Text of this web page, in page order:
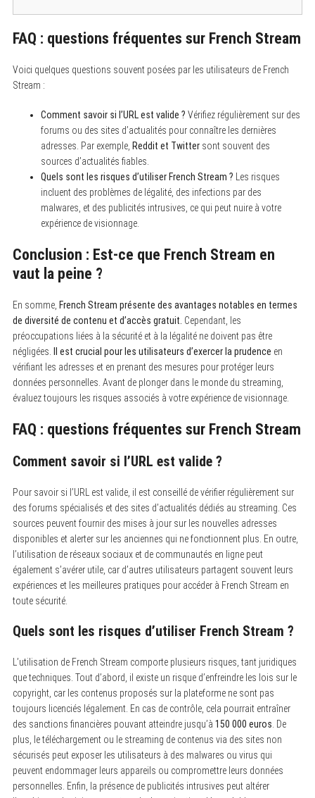
FAQ : questions fréquentes sur French Stream
Voici quelques questions souvent posées par les utilisateurs de French
Stream :
Comment savoir si l’URL est valide ? Vérifiez régulièrement sur des
forums ou des sites d’actualités pour connaître les dernières
adresses. Par exemple, Reddit et Twittersont souvent des
sources d’actualités fiables.
Quels sont les risques d’utiliser French Stream ? Les risques
incluent des problèmes de légalité, des infections par des
malwares, et des publicités intrusives, ce qui peut nuire à votre
expérience de visionnage.
Conclusion : Est-ce que French Stream en
vaut la peine ?
En somme, French Stream présente des avantages notables en termes
de diversité de contenu et d’accès gratuit. Cependant, les
préoccupations liées à la sécurité et à la légalité ne doivent pas être
négligées.
Il est crucial pour les utilisateurs d’exercer la prudence en
vérifiant les adresses et en prenant des mesures pour protéger leurs
données personnelles. Avant de plonger dans le monde du streaming,
évaluez toujours les risques associés à votre expérience de visionnage.
FAQ : questions fréquentes sur French Stream
Comment savoir si l’URL est valide ?
Pour savoir si l’URL est valide, il est conseillé de vérifier régulièrement sur
des forums spécialisés et des sites d’actualités dédiés au streaming. Ces
sources peuvent fournir des mises à jour sur les nouvelles adresses
disponibles et alerter sur les anciennes qui ne fonctionnent plus. En outre,
l’utilisation de réseaux sociaux et de communautés en ligne peut
également s’avérer utile, car d’autres utilisateurs partagent souvent leurs
expériences et les meilleures pratiques pour accéder à French Stream en
toute sécurité.
Quels sont les risques d’utiliser French Stream ?
L’utilisation de French Stream comporte plusieurs risques, tant juridiques
que techniques. Tout d’abord, il existe un risque d’enfreindre les lois sur le
copyright, car les contenus proposés sur la plateforme ne sont pas
toujours licenciés légalement. En cas de contrôle, cela pourrait entraîner
des sanctions financières pouvant atteindre jusqu’à 150 000 euros . De
plus, le téléchargement ou le streaming de contenus via des sites non
sécurisés peut exposer les utilisateurs à des malwares ou virus qui
peuvent endommager leurs appareils ou compromettre leurs données
personnelles. Enfin, la présence de publicités intrusives peut altérer